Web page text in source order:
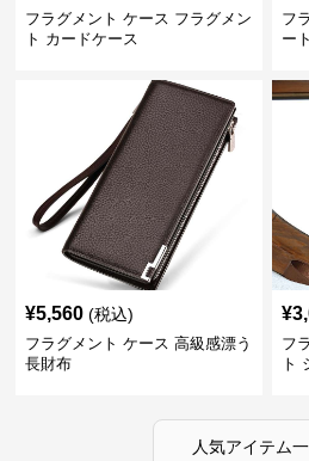
フラグメント ケース フラグメン
ト カードケース
フ
ー
¥5,560 (税込)
フラグメント ケース 高級感漂う
長財布
¥
フ
ト
人気アイテム